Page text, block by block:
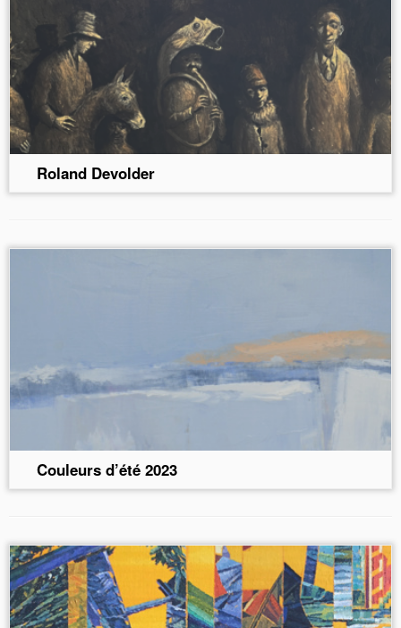
Roland Devolder
Couleurs d’été 2023